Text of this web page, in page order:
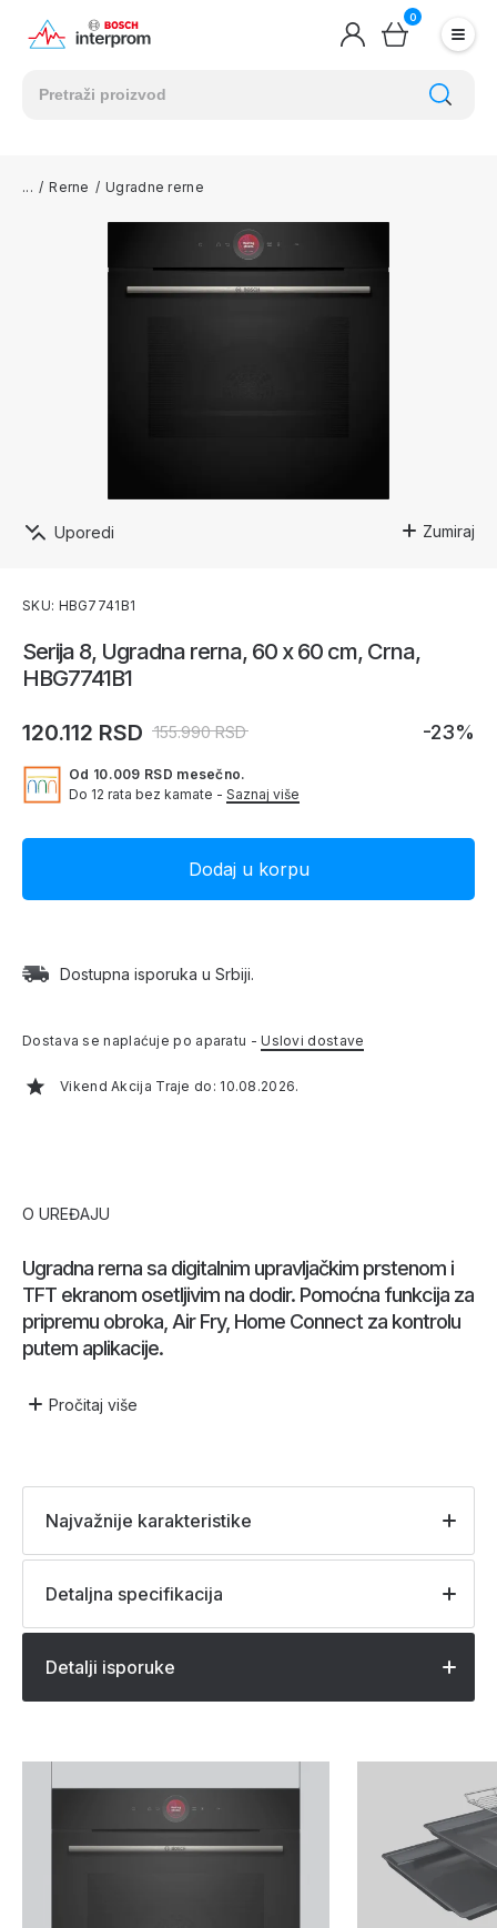
0
Zumiraj
Uporedi
/ Rerne / Ugradne rerne
Serija 8, Ugradna rerna, 60 x 60 cm, Crna,
HBG7741B1
120.112 RSD 155.990 RSD -23%
Od 10.009 RSD mesečno.
Do 12 rata bez kamate - Saznaj više
Dostupna isporuka u Srbiji.
Dostava se naplaćuje po aparatu -Uslovi dostave
Vikend Akcija Traje do: 10.08.2026.
SKU: HBG7741B1
O UREĐAJU
Ugradna rerna sa digitalnim upravljačkim prstenom i
TFT ekranom osetljivim na dodir. Pomoćna funkcija za
pripremu obroka, Air Fry, Home Connect za kontrolu
putem aplikacije.
Pročitaj više
Najvažnije karakteristike
Detaljna specifikacija
Detalji isporuke